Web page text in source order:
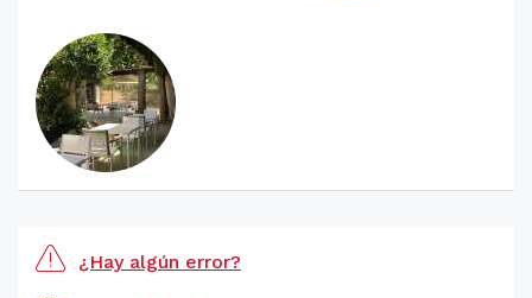
¿Hay algún error?